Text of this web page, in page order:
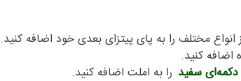
مختلف را به پای پیتزای بعدی خود اضافه کنید.
اضافه کنید.
دکمه‌ای سفید را به املت اضافه کنید.